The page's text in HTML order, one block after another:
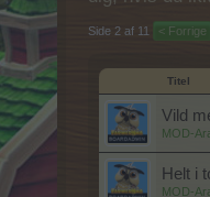
Side 2 af 11 < Forrige
Titel
Vild
MOD-
Helt i
MOD-